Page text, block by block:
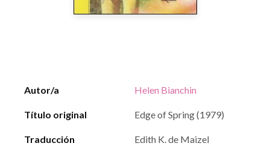
Autor/a Helen Bianchin
Título original Edge of Spring (1979)
Traducción Edith K. de Maizel